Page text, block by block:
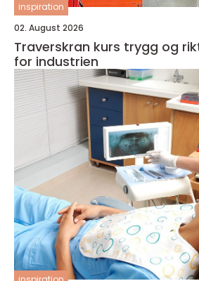
inspiration
02. August 2026
Traverskran kurs trygg og riktig opplæring
for industrien